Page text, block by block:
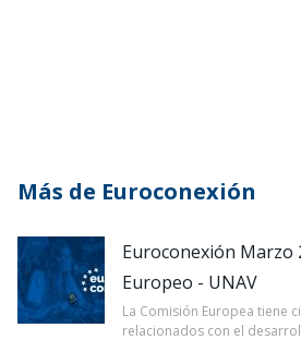
Más de Euroconexión
Euroconexión Marzo
Europeo - UNAV
La Comisión Europea tiene
relacionados con el